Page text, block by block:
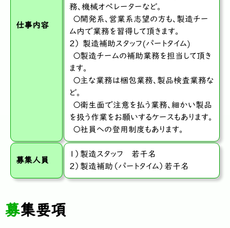
仕事内容
務、機械オペレーターなど。
〇開発系、営業系志望の方も、製造チー
ム内で業務を習得して頂きます。
2） 製造補助スタッフ(パートタイム)
〇製造チームの補助業務を担当して頂き
ます。
〇主な業務は梱包業務、製品検査業務な
ど。
〇衛生面で注意を払う業務、細かい製品
を扱う作業をお願いするケースもあります。
〇社員への登用制度もあります。
募集人員
１）製造スタッフ 若干名
２）製造補助（パートタイム）若干名
募集要項